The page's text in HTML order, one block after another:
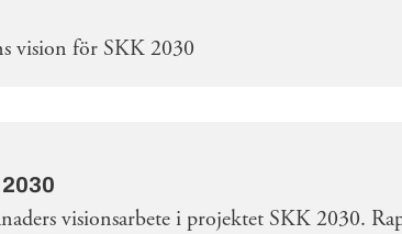
vision för SKK 2030
visionsarbete i projektet SKK 2030.